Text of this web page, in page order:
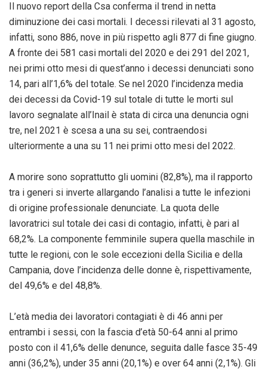
Il nuovo report della Csa conferma il trend in netta
diminuzione dei casi mortali. I decessi rilevati al 31 agosto,
infatti, sono 886, nove in più rispetto agli 877 di fine giugno.
A fronte dei 581 casi mortali del 2020 e dei 291 del 2021,
nei primi otto mesi di quest’anno i decessi denunciati sono
14, pari all’1,6% del totale. Se nel 2020 l’incidenza media
dei decessi da Covid-19 sul totale di tutte le morti sul
lavoro segnalate all’Inail è stata di circa una denuncia ogni
tre, nel 2021 è scesa a una su sei, contraendosi
ulteriormente a una su 11 nei primi otto mesi del 2022.
A morire sono soprattutto gli uomini (82,8%), ma il rapporto
tra i generi si inverte allargando l’analisi a tutte le infezioni
di origine professionale denunciate. La quota delle
lavoratrici sul totale dei casi di contagio, infatti, è pari al
68,2%. La componente femminile supera quella maschile in
tutte le regioni, con le sole eccezioni della Sicilia e della
Campania, dove l’incidenza delle donne è, rispettivamente,
del 49,6% e del 48,8%.
L’età media dei lavoratori contagiati è di 46 anni per
entrambi i sessi, con la fascia d’età 50-64 anni al primo
posto con il 41,6% delle denunce, seguita dalle fasce 35-49
anni (36,2%), under 35 anni (20,1%) e over 64 anni (2,1%). Gli